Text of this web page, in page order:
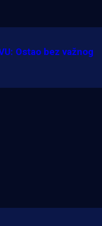
Ostao bez važnog